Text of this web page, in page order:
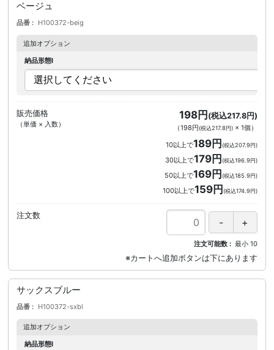
ベージュ
品番 H100372-beig
追加オプション
納品形態I
販売価格
（単価 × 入数）
198円 (税込217.8円)
（198円(税込217.8円)× 1個 ）
10以上で189円(税込207.9円)
30以上で179円(税込196.9円)
50以上で169円(税込185.9円)
100以上で159円(税込174.9円)
注文数
注文可能数 最小 10
サックスブルー
品番 H100372-sxbl
追加オプション
納品形態I